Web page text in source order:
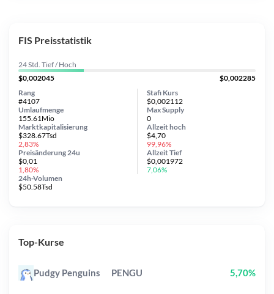
FIS Preisstatistik
24 Std. Tief / Hoch
$0,002045
$0,002285
Stafi Kurs
$0,002112
Umlaufmenge
155.61Mio
Preisänderung 24u
$0,01
1,80%
Max Supply
0
Marktkapitalisierung
$328.67Tsd
2,83%
24h-Volumen
$50.58Tsd
Rang
#4107
Allzeithoch
$4,70
99,96%
AllzeitTief
$0,001972
7,06%
Top-Kurse
Pudgy Penguins PENGU 5,70%